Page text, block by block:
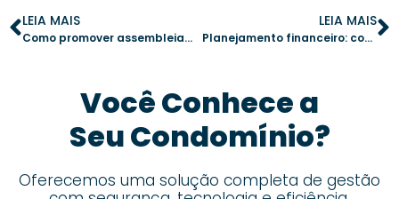
LEIA MAIS
Como promover assembleias condominiais sem discussões acaloradas
LEIA MAIS
Planejamento financeiro: como evitar cotas extras no condomínio
Você Conhece a
Seu Condomínio?
Oferecemos uma solução completa de gestão